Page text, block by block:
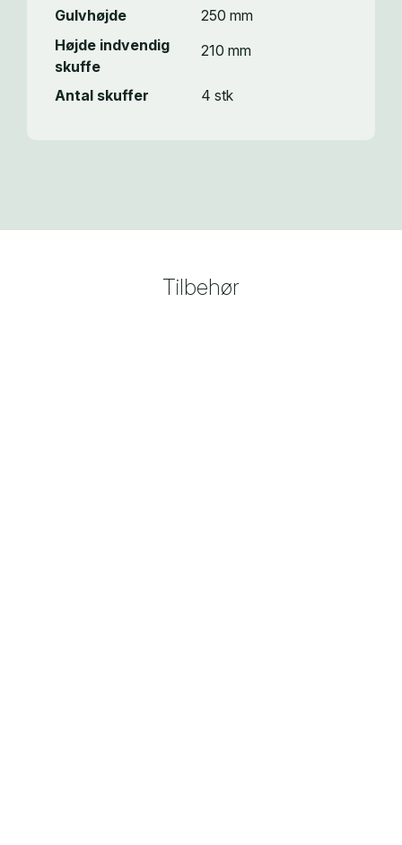
Gulvhøjde
250 mm
Højde indvendig
skuffe
210 mm
Antal skuffer 4 stk
Tilbehør